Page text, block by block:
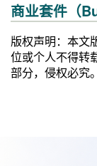
商业套件（
版权声明：本文
位或个人不得转
部分，侵权必究。